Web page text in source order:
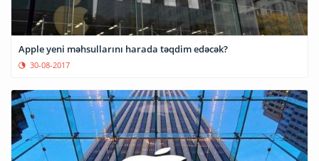
Apple yeni məhsullarını harada təqdim edəcək?
30-08-2017